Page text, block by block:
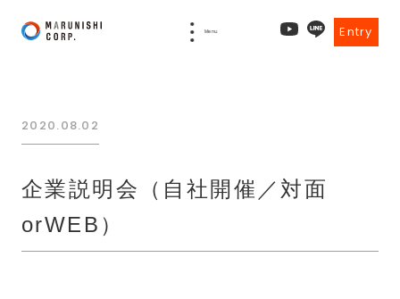
Menu Entry
2020.08.02
企業説明会（自社開催／対面
orWEB）